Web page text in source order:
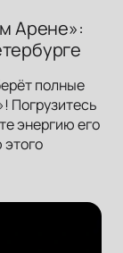
Арене»:
полные
Погрузитесь
энергию его
этого